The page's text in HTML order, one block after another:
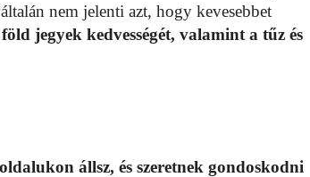
nem jelenti azt, hogy kevesebbet
jegyek kedvességét, valamint a tűz és
állsz, és szeretnek gondoskodni